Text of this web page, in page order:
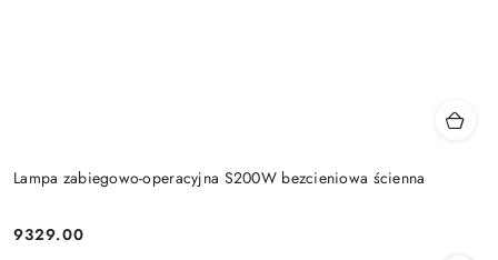
Lampa zabiegowo-operacyjna S200W bezcieniowa ścienna
Cena:
9329.00